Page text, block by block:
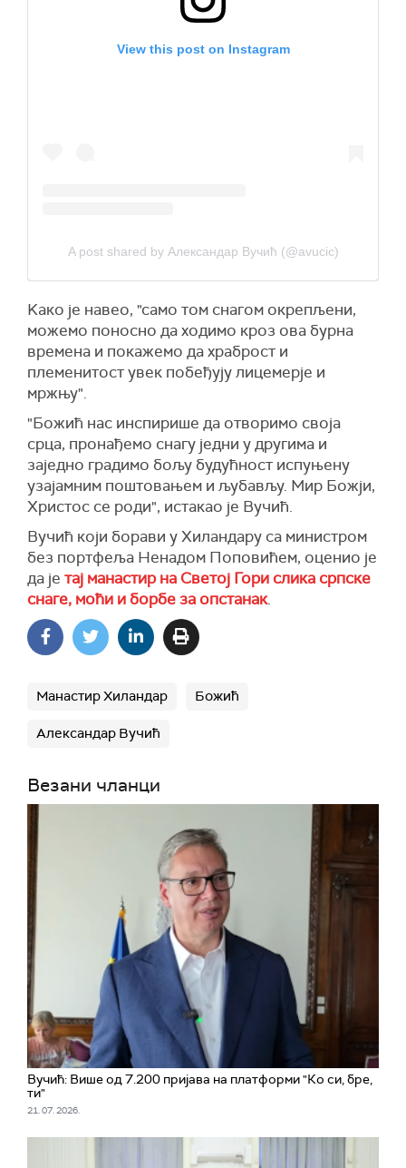
View this post on Instagram
A post shared by Александар Вучић (@avucic)
Kако је навео, "само том снагом окрепљени,
можемо поносно да ходимо кроз ова бурна
времена и покажемо да храброст и
племенитост увек побеђују лицемерје и
мржњу".
"Божић нас инспирише да отворимо своја
срца, пронађемо снагу једни у другима и
заједно градимо бољу будућност испуњену
узајамним поштовањем и љубављу. Мир Божји,
Христос се роди", истакао је Вучић.
Вучић који борави у Хиландару са министром
без портфеља Ненадом Поповићем, оценио је
да је тај манастир на Светој Гори слика српске
снаге, моћи и борбе за опстанак.
Манастир Хиландар Божић
Александар Вучић
Везани чланци
Вучић: Више од 7.200 пријава на платформи "Ко си, бре,
ти"
21. 07. 2026.